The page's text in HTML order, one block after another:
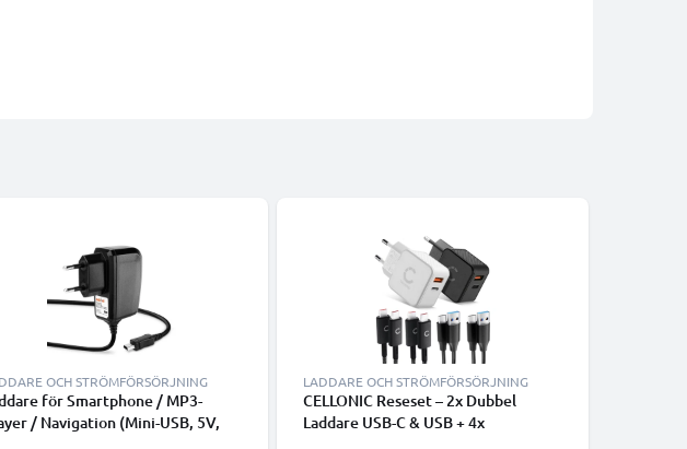
OCH STRÖMFÖRSÖRJNING
för Smartphone / MP3-
/ Navigation (Mini-USB, 5V,
LADDARE OCH STRÖMFÖRSÖRJNING
CELLONIC Reseset – 2x Dubbel
Laddare USB-C & USB + 4x